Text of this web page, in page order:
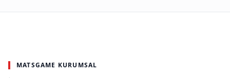
MATSGAME KURUMSAL